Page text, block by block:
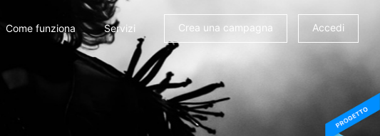
Come funziona Servizi Crea una campagna Accedi